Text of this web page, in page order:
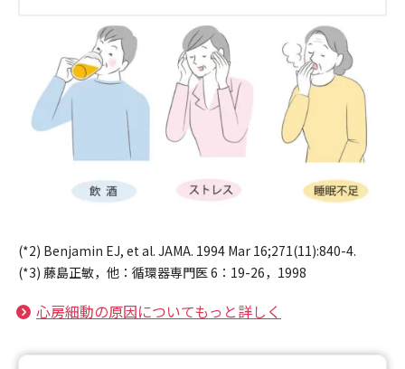
(*2) Benjamin EJ, et al. JAMA. 1994 Mar 16;271(11):840-4.
(*3) 藤島正敏，他：循環器専門医 6：19-26，1998
心房細動の原因についてもっと詳しく